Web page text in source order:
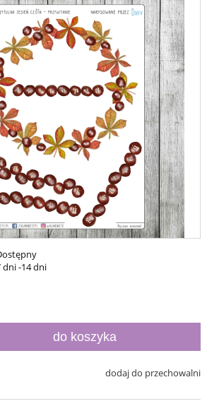
dni -14 dni
do koszyka
dodaj do przechowalni